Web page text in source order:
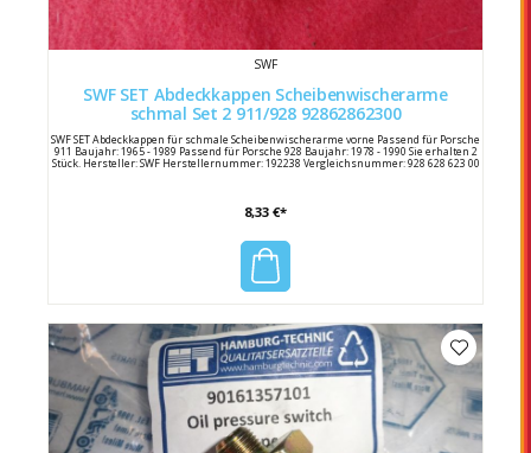
SWF
SWF SET Abdeckkappen Scheibenwischerarme
schmal Set 2 911/928 92862862300
SWF SET Abdeckkappen für schmale Scheibenwischerarme vorne Passend für Porsche
911 Baujahr: 1965 - 1989 Passend für Porsche 928 Baujahr: 1978 - 1990 Sie erhalten 2
Stück. Hersteller: SWF Herstellernummer: 192238 Vergleichsnummer: 928 628 623 00
8,33 €*